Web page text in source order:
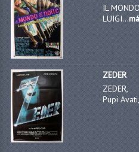
IL
LUIGI...
ZEDER
ZEDER,
Pupi